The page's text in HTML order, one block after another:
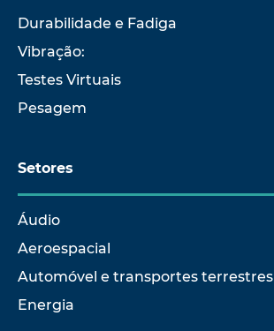
Durabilidade e Fadiga
Vibração:
Testes Virtuais
Pesagem
Setores
Áudio
Aeroespacial
Automóvel e transportes terrestres
Energia